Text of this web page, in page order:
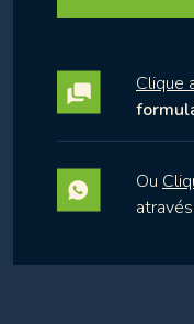
Clique
Ou